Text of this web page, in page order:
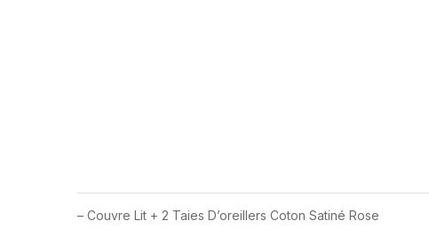
– Couvre Lit + 2 Taies D’oreillers Coton Satiné Rose